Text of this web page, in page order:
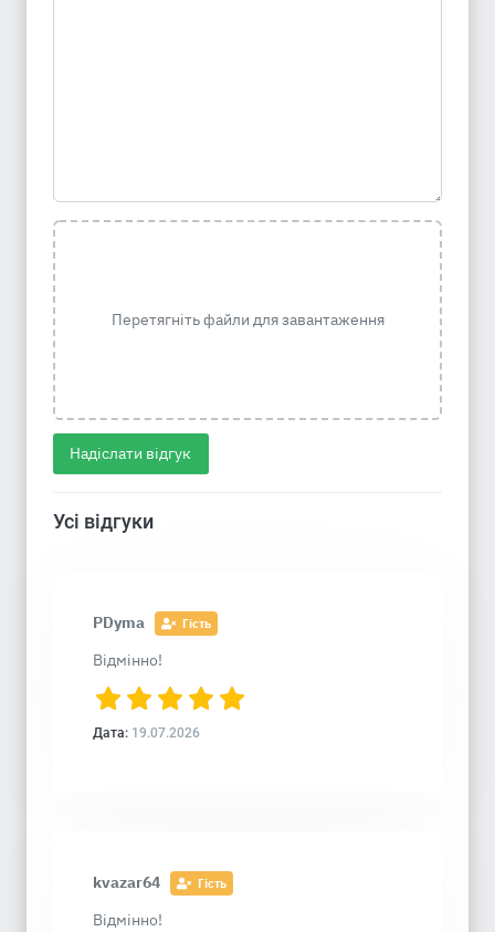
Перетягніть файли для завантаження
Надіслати відгук
Усі відгуки
PDyma Гість
Відмінно!
Дата: 19.07.2026
kvazar64 Гість
Відмінно!